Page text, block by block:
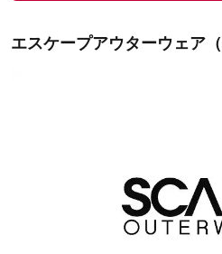
エスケープアウターウェア